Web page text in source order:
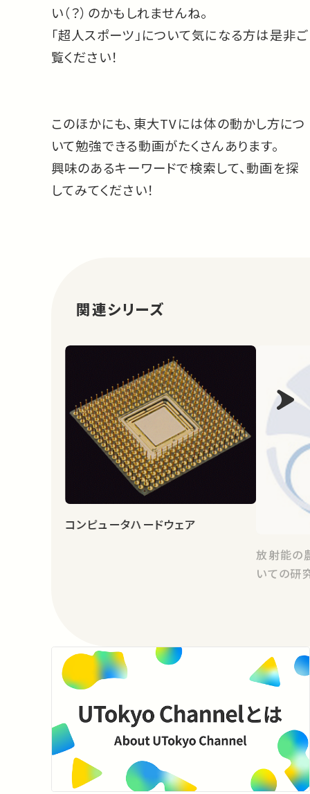
い（？）のかもしれませんね。
「超人スポーツ」について気になる方は是非ご
覧ください！
このほかにも、東大TVには体の動かし方につ
いて勉強できる動画がたくさんあります。
興味のあるキーワードで検索して、動画を探
してみてください！
関連シリーズ
コンピュータハードウェア
放射能の
いての研